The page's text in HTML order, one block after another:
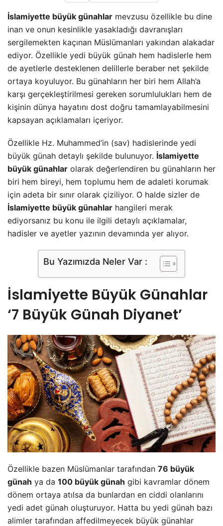
İslamiyette büyük günahlar mevzusu özellikle bu dine
inan ve onun kesinlikle yasakladığı davranışları
sergilemekten kaçınan Müslümanları yakından alakadar
ediyor. Özellikle yedi büyük günah hem hadislerle hem
de ayetlerle desteklenen delillerle beraber net şekilde
ortaya koyuluyor. Bu günahların her biri hem Allah’a
karşı gerçekleştirilmesi gereken sorumlulukları hem de
kişinin dünya hayatını dost doğru tamamlayabilmesini
kapsayan açıklamaları içeriyor.
Özellikle Hz. Muhammed’in (sav) hadislerinde yedi
büyük günah detaylı şekilde bulunuyor. İslamiyette
büyük günahlar olarak değerlendiren bu günahların her
biri hem bireyi, hem toplumu hem de adaleti korumak
için adeta bir sınır olarak çiziliyor. O halde sizler de
İslamiyette büyük günahlar hangileri merak
ediyorsanız bu konu ile ilgili detaylı açıklamalar,
hadisler ve ayetler yazının devamında yer alıyor.
Bu Yazımızda Neler Var :
İslamiyette Büyük Günahlar
‘7 Büyük Günah Diyanet’
Özellikle bazen Müslümanlar tarafından 76 büyük
günah ya da 100 büyük günah gibi kavramlar dönem
dönem ortaya atılsa da bunlardan en ciddi olanlarını
yedi adet günah oluşturuyor. Hatta bu yedi günah bazı
alimler tarafından affedilmeyecek büyük günahlar